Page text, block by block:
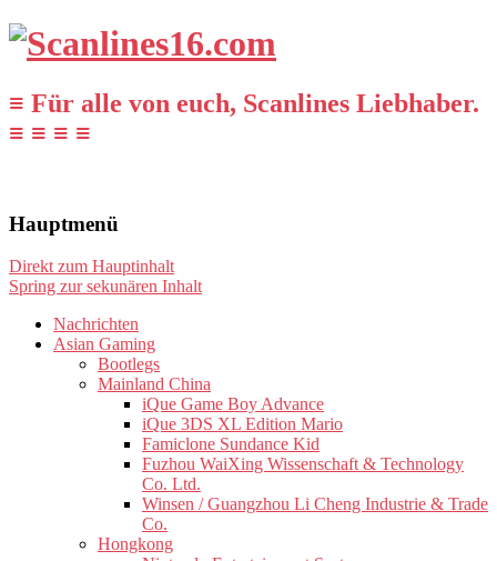
≡ Für alle von euch, Scanlines Liebhaber.
≡ ≡ ≡ ≡
Hauptmenü
Direkt zum Hauptinhalt
Spring zur sekunären Inhalt
Nachrichten
Asian Gaming
Bootlegs
Mainland China
iQue Game Boy Advance
iQue 3DS XL Edition Mario
Famiclone Sundance Kid
Fuzhou WaiXing Wissenschaft & Technology
Co. Ltd.
Winsen / Guangzhou Li Cheng Industrie & Trade
Co.
Hongkong